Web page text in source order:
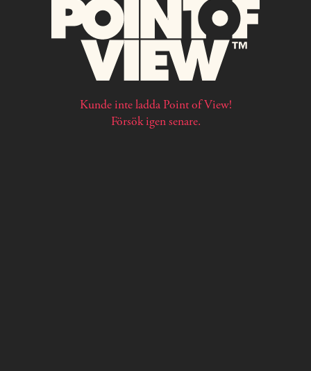
Kunde inte ladda Point of View!
Försök igen senare.